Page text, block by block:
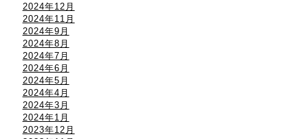
2024年12月
2024年11月
2024年9月
2024年8月
2024年7月
2024年6月
2024年5月
2024年4月
2024年3月
2024年1月
2023年12月